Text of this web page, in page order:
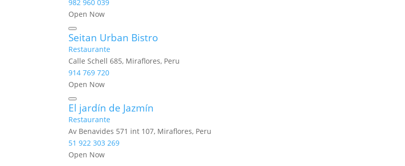
982 960 039
Open Now
Seitan Urban Bistro
Restaurante
Calle Schell 685, Miraflores, Peru
914 769 720
Open Now
El jardín de Jazmín
Restaurante
Av Benavides 571 int 107, Miraflores, Peru
51 922 303 269
Open Now